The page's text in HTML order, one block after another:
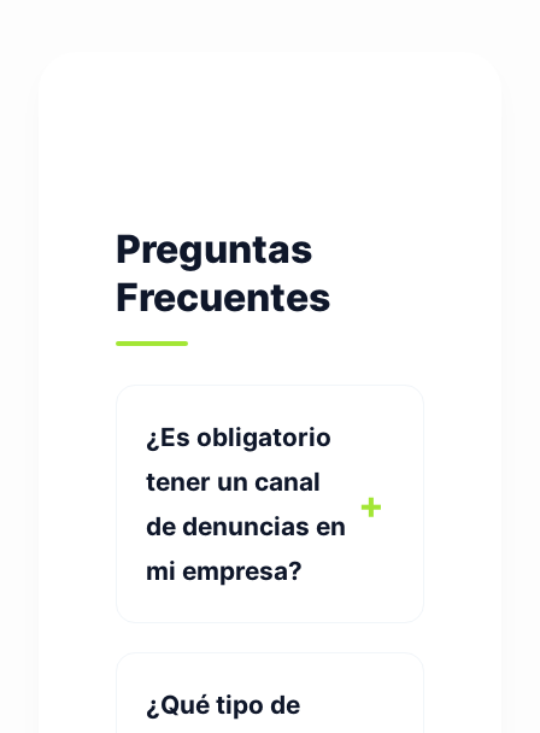
Preguntas
Frecuentes
¿Es obligatorio
tener un canal
de denuncias en
mi empresa?
¿Qué tipo de